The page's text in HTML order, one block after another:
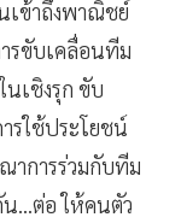
เข้าถึงพาณิชย์
รขับเคลื่อนทีม
เชิงรุก ขับ
รใช้ประโยชน์
าการร่วมกับทีม
น...ต่อ ให้คนตัว